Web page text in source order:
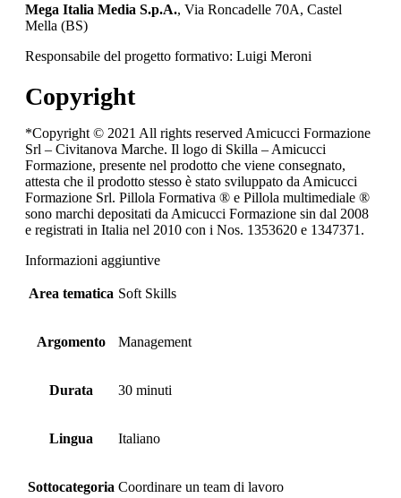
Mega Italia Media S.p.A., Via Roncadelle 70A, Castel
Mella (BS)
Responsabile del progetto formativo: Luigi Meroni
Copyright
*Copyright © 2021 All rights reserved Amicucci Formazione
Srl – Civitanova Marche. Il logo di Skilla – Amicucci
Formazione, presente nel prodotto che viene consegnato,
attesta che il prodotto stesso è stato sviluppato da Amicucci
Formazione Srl. Pillola Formativa ® e Pillola multimediale ®
sono marchi depositati da Amicucci Formazione sin dal 2008
e registrati in Italia nel 2010 con i Nos. 1353620 e 1347371.
Informazioni aggiuntive
Area tematica Soft Skills
Argomento Management
Durata 30 minuti
Lingua Italiano
Sottocategoria Coordinare un team di lavoro